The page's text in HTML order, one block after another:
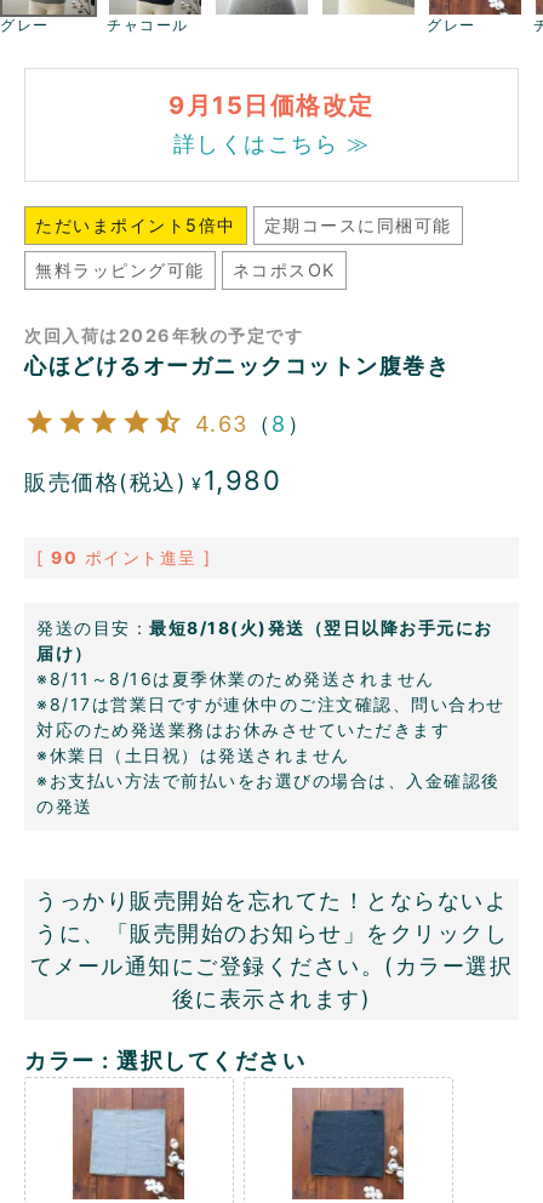
グレー チャコール グレー
9月15日価格改定
詳しくはこちら ≫
ただいまポイント5倍中 定期コースに同梱可能
無料ラッピング可能 ネコポスOK
次回入荷は2026年秋の予定です
心ほどけるオーガニックコットン腹巻き
4.63 （ 8 ）
販売価格(税込) ¥1,980
[ 90 ポイント進呈 ]
発送の目安： 最短8/18(火)発送（翌日以降お手元にお
届け）
※8/11～8/16は夏季休業のため発送されません
※8/17は営業日ですが連休中のご注文確認、問い合わせ
対応のため発送業務はお休みさせていただきます
※休業日（土日祝）は発送されません
※お支払い方法で前払いをお選びの場合は、入金確認後
の発送
うっかり販売開始を忘れてた！とならないよ
うに、「販売開始のお知らせ」をクリックし
てメール通知にご登録ください。(カラー選択
後に表示されます)
カラー 選択してください